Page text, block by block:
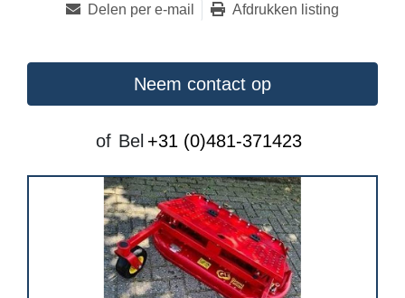
Delen per e-mail Afdrukken listing
Neem contact op
of Bel +31 (0)481-371423